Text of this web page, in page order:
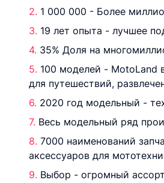
1 000 000 - Более
19 лет опыта - лучшее
35% Доля на
100 моделей - MotoLand
для путешествий,
2020 год модельный -
Весь модельный ряд
7000 наименований
аксессуаров для
Выбор - огромный